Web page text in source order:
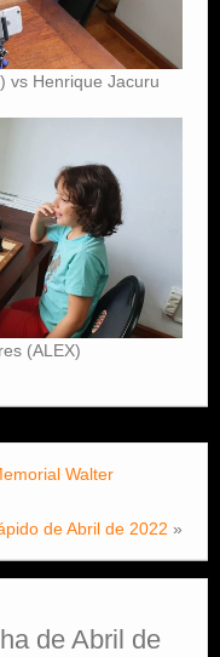
vs Henrique Jacuru
(ALEX)
Walter
de Abril de 2022 »
de Abril de